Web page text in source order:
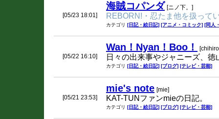
[05/23 18:01]
海賊コパンダ [ニノ下。]
REBORN!・忍たま他を扱って
カテゴリ [日記・絵日記] [アニメ・コミック] [同人
[05/22 16:10]
Wan！Nyan！Boo！
日々の出来事やジャニーズ、
カテゴリ [日記・絵日記] [ブログ] [テレビ・芸能]
[05/21 23:53]
mie's note [mie]
KAT-TUNファンmieの日記。
カテゴリ [日記・絵日記] [ブログ] [テレビ・芸能]